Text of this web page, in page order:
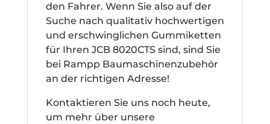
den Fahrer. Wenn Sie also auf der
Suche nach qualitativ hochwertigen
und erschwinglichen Gummiketten
für Ihren JCB 8020CTS sind, sind Sie
bei Rampp Baumaschinenzubehör
an der richtigen Adresse!
Kontaktieren Sie uns noch heute,
um mehr über unsere